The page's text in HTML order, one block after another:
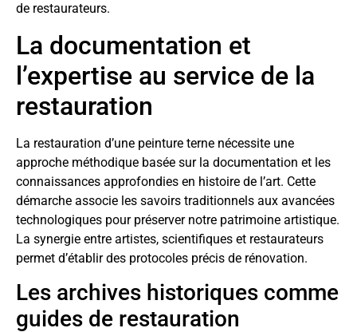
de restaurateurs.
La documentation et
l’expertise au service de la
restauration
La restauration d’une peinture terne nécessite une
approche méthodique basée sur la documentation et les
connaissances approfondies en histoire de l’art. Cette
démarche associe les savoirs traditionnels aux avancées
technologiques pour préserver notre patrimoine artistique.
La synergie entre artistes, scientifiques et restaurateurs
permet d’établir des protocoles précis de rénovation.
Les archives historiques comme
guides de restauration